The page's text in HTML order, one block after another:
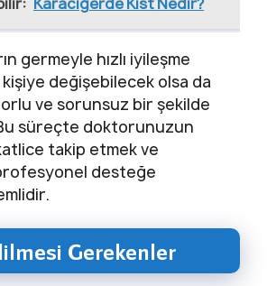
germeyle hızlı iyileşme
değişebilecek olsa da
ve sorunsuz bir şekilde
süreçte doktorunuzun
takip etmek ve
desteğe
Gerekenler